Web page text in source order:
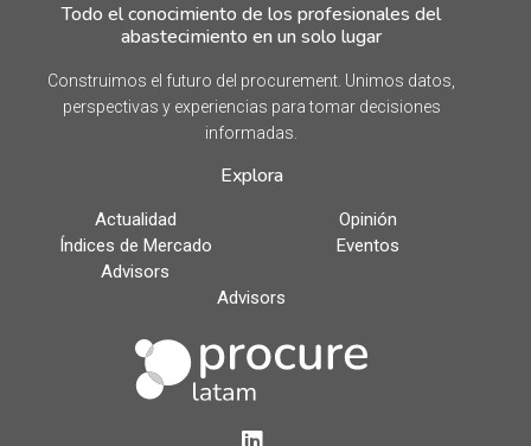
Todo el conocimiento de los profesionales del
abastecimiento en un solo lugar
Construimos el futuro del procurement. Unimos datos,
perspectivas y experiencias para tomar decisiones
informadas.
Explora
Actualidad
Opinión
Índices de Mercado
Eventos
Advisors
Advisors
LinkedIn